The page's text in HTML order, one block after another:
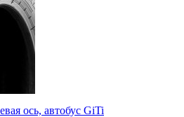
ось, автобус GiTi